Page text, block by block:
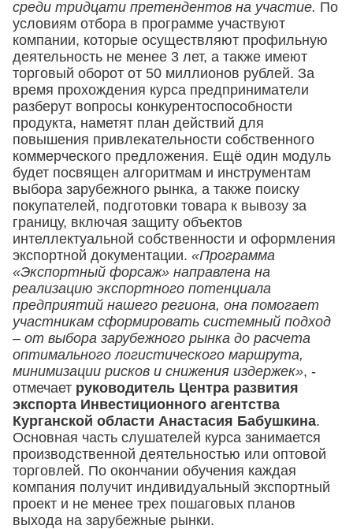
среди тридцати претендентов на участие. По
условиям отбора в программе участвуют
компании, которые осуществляют профильную
деятельность не менее 3 лет, а также имеют
торговый оборот от 50 миллионов рублей. За
время прохождения курса предприниматели
разберут вопросы конкурентоспособности
продукта, наметят план действий для
повышения привлекательности собственного
коммерческого предложения. Ещё один модуль
будет посвящен алгоритмам и инструментам
выбора зарубежного рынка, а также поиску
покупателей, подготовки товара к вывозу за
границу, включая защиту объектов
интеллектуальной собственности и оформления
экспортной документации. «Программа
«Экспортный форсаж» направлена на
реализацию экспортного потенциала
предприятий нашего региона, она помогает
участникам сформировать системный подход
– от выбора зарубежного рынка до расчета
оптимального логистического маршрута,
минимизации рисков и снижения издержек», -
отмечает руководитель Центра развития
экспорта Инвестиционного агентства
Курганской области Анастасия Бабушкина.
Основная часть слушателей курса занимается
производственной деятельностью или оптовой
торговлей. По окончании обучения каждая
компания получит индивидуальный экспортный
проект и не менее трех пошаговых планов
выхода на зарубежные рынки.